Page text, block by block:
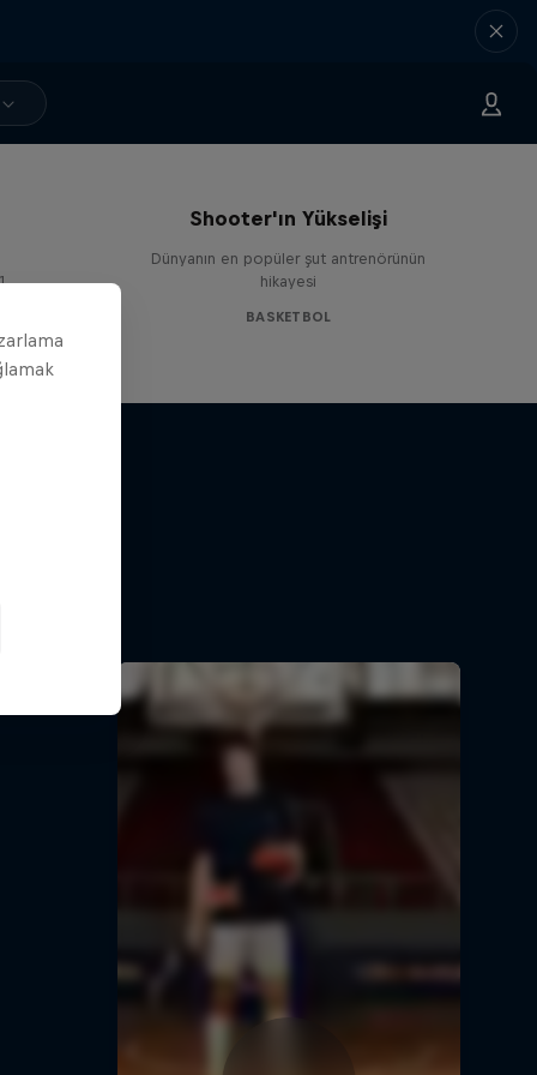
Shooter'ın Yükselişi
Dünyanın en popüler şut antrenörünün
hikayesi
BASKETBOL